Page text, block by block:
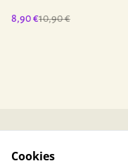
8,90 €10,90 €
Cookies